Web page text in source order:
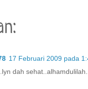
17 Februari 2009 pada
dah sehat..alhamdulilah..